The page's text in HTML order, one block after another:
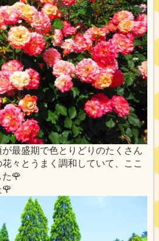
最盛期で色とりどりのたくさん
々とうまく調和していて、ここ
🌹